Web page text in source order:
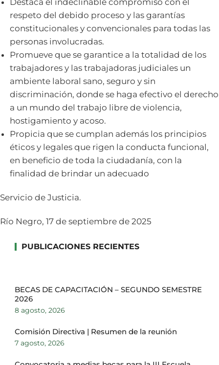
Destaca el indeclinable compromiso con el
respeto del debido proceso y las garantías
constitucionales y convencionales para todas las
personas involucradas.
Promueve que se garantice a la totalidad de los
trabajadores y las trabajadoras judiciales un
ambiente laboral sano, seguro y sin
discriminación, donde se haga efectivo el derecho
a un mundo del trabajo libre de violencia,
hostigamiento y acoso.
Propicia que se cumplan además los principios
éticos y legales que rigen la conducta funcional,
en beneficio de toda la ciudadanía, con la
finalidad de brindar un adecuado
Servicio de Justicia.
Río Negro, 17 de septiembre de 2025
PUBLICACIONES RECIENTES
BECAS DE CAPACITACIÓN – SEGUNDO SEMESTRE
2026
8 agosto, 2026
Comisión Directiva | Resumen de la reunión
7 agosto, 2026